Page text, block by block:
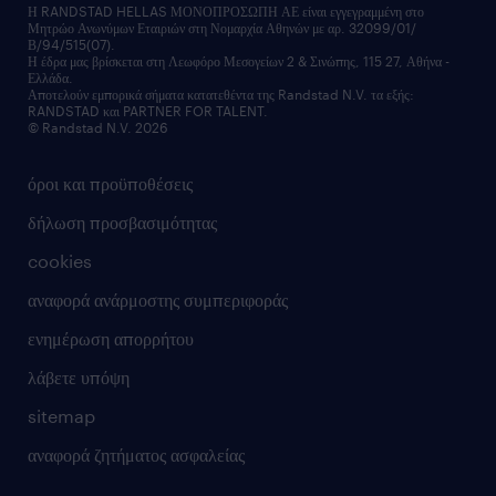
υπηρεσίες inhouse
υπηρεσίες redeployment
workforce insights
επικοινώνησε μαζί μας
επικοινώνησε μαζί μας
όροι και προϋποθέσεις
δήλωση προσβασιμότητας
cookies
αναφορά ανάρμοστης συμπεριφοράς
ενημέρωση απορρήτου
λάβετε υπόψη
sitemap
αναφορά ζητήματος ασφαλείας
Η RANDSTAD HELLAS ΜΟΝΟΠΡΟΣΩΠΗ ΑΕ είναι εγγεγραμμένη στο
Μητρώο Ανωνύμων Εταιριών στη Νομαρχία Αθηνών με αρ. 32099/01/
Β/94/515(07).
Η έδρα μας βρίσκεται στη Λεωφόρο Μεσογείων 2 & Σινώπης, 115 27, Αθήνα -
Ελλάδα.
Αποτελούν εμπορικά σήματα κατατεθέντα της Randstad N.V. τα εξής:
RANDSTAD και PARTNER FOR TALENT.
© Randstad N.V. 2026